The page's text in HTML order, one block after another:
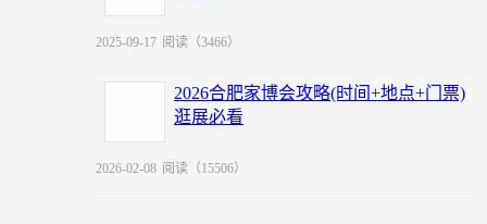
2025-09-17 阅读（3466）
2026合肥家博会攻略(时间+地点+门票)
逛展必看
2026-02-08 阅读（15506）